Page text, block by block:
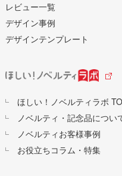
レビュー一覧
デザイン事例
デザインテンプレート
ほしい！ノベルティラボ
ノベルティ・記念品につい
ノベルティお客様事例
お役立ちコラム・特集